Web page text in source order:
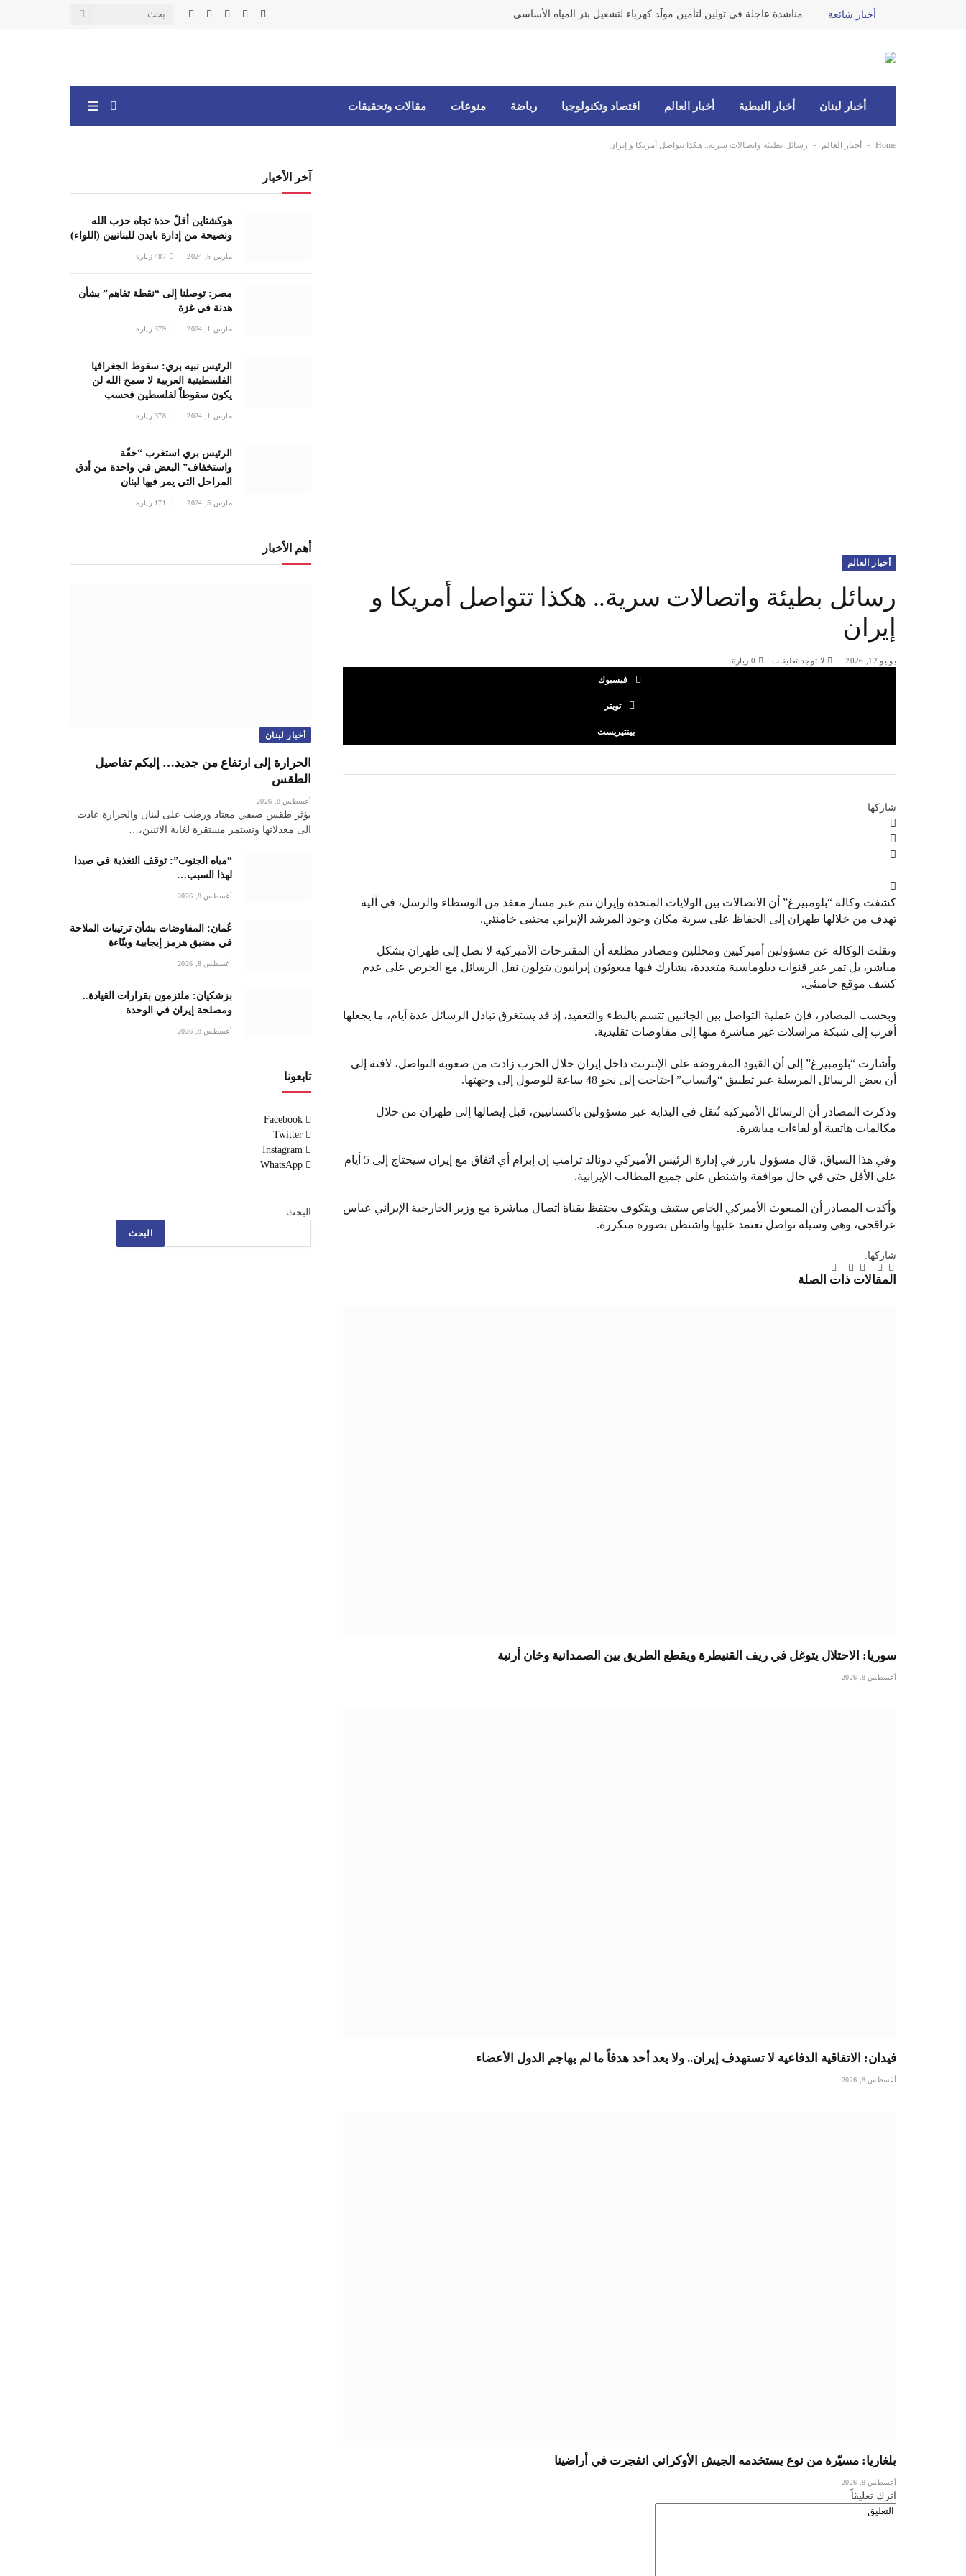
أخبار شائعة مناشدة عاجلة في تولين لتأمين مولّد كهرباء لتشغيل بئر المياه الأساسي
فيسبوك
X
الانستغرام
يوتيوبواتساب
أخبار لبنان أخبار النبطية أخبار العالم اقتصاد وتكنولوجيا رياضة منوعات مقالات وتحقيقات
Home
- أخبار العالم - رسائل بطيئة واتصالات سرية.. هكذا تتواصل أمريكا و إيران
أخبار العالم
رسائل بطيئة واتصالات سرية.. هكذا تتواصل أمريكا و
إيران
يونيو 12, 2026 لا توجد تعليقات 0 زيارة
فيسبوك
تويتر
بينتيريست
شاركها
كشفت وكالة “بلومبيرغ” أن الاتصالات بين الولايات المتحدة وإيران تتم عبر مسار معقد من الوسطاء والرسل، في آلية
تهدف من خلالها طهران إلى الحفاظ على سرية مكان وجود المرشد الإيراني مجتبى خامنئي.
ونقلت الوكالة عن مسؤولين أميركيين ومحللين ومصادر مطلعة أن المقترحات الأميركية لا تصل إلى طهران بشكل
مباشر، بل تمر عبر قنوات دبلوماسية متعددة، يشارك فيها مبعوثون إيرانيون يتولون نقل الرسائل مع الحرص على عدم
كشف موقع خامنئي.
وبحسب المصادر، فإن عملية التواصل بين الجانبين تتسم بالبطء والتعقيد، إذ قد يستغرق تبادل الرسائل عدة أيام، ما يجعلها
أقرب إلى شبكة مراسلات غير مباشرة منها إلى مفاوضات تقليدية.
وأشارت “بلومبيرغ” إلى أن القيود المفروضة على الإنترنت داخل إيران خلال الحرب زادت من صعوبة التواصل، لافتة إلى
أن بعض الرسائل المرسلة عبر تطبيق “واتساب” احتاجت إلى نحو 48 ساعة للوصول إلى وجهتها.
وذكرت المصادر أن الرسائل الأميركية تُنقل في البداية عبر مسؤولين باكستانيين، قبل إيصالها إلى طهران من خلال
مكالمات هاتفية أو لقاءات مباشرة.
وفي هذا السياق، قال مسؤول بارز في إدارة الرئيس الأميركي دونالد ترامب إن إبرام أي اتفاق مع إيران سيحتاج إلى 5 أيام
على الأقل حتى في حال موافقة واشنطن على جميع المطالب الإيرانية.
وأكدت المصادر أن المبعوث الأميركي الخاص ستيف ويتكوف يحتفظ بقناة اتصال مباشرة مع وزير الخارجية الإيراني عباس
عراقجي، وهي وسيلة تواصل تعتمد عليها واشنطن بصورة متكررة.
شاركها.
فيسبوك
تويتربينتيريست
لينكدإن
Tumblr
تيلقرام
البريد
الإلكتروني
المقالات ذات الصلة
سوريا: الاحتلال يتوغل في ريف القنيطرة ويقطع الطريق بين الصمدانية وخان أرنبة
أغسطس 8, 2026
فيدان: الاتفاقية الدفاعية لا تستهدف إيران.. ولا يعد أحد هدفاً ما لم يهاجم الدول الأعضاء
أغسطس 8, 2026
بلغاريا: مسيّرة من نوع يستخدمه الجيش الأوكراني انفجرت في أراضينا
أغسطس 8, 2026
اترك تعليقاً
آخر الأخبار
هوكشتاين أقلّ حدة تجاه حزب الله
ونصيحة من إدارة بايدن للبنانيين (اللواء)
مارس 5, 2024 487 زيارة
مصر: توصلنا إلى “نقطة تفاهم” بشأن
هدنة في غزة
مارس 1, 2024 379 زيارة
الرئيس نبيه بري: سقوط الجغرافيا
الفلسطينية العربية لا سمح الله لن
يكون سقوطاً لفلسطين فحسب
مارس 1, 2024 378 زيارة
الرئيس بري استغرب “خفّة
واستخفاف” البعض في واحدة من أدق
المراحل التي يمر فيها لبنان
مارس 5, 2024 171 زيارة
أهم الأخبار
أخبار لبنان
الحرارة إلى ارتفاع من جديد… إليكم تفاصيل
الطقس
أغسطس 8, 2026
يؤثر طقس صيفي معتاد ورطب على لبنان والحرارة عادت
الى معدلاتها وتستمر مستقرة لغاية الاثنين،…
“مياه الجنوب”: توقف التغذية في صيدا
لهذا السبب…
أغسطس 8, 2026
عُمان: المفاوضات بشأن ترتيبات الملاحة
في مضيق هرمز إيجابية وبنّاءة
أغسطس 8, 2026
بزشكيان: ملتزمون بقرارات القيادة..
ومصلحة إيران في الوحدة
أغسطس 8, 2026
تابعونا
Facebook
Twitter
Instagram
WhatsApp
البحث
البحث